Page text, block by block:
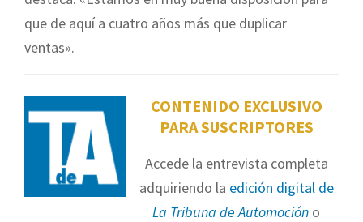
que de aquí a cuatro años más que duplicar
ventas».
CONTENIDO EXCLUSIVO
PARA SUSCRIPTORES
Accede la entrevista completa
adquiriendo la edición digital de
La Tribuna de Automoción o